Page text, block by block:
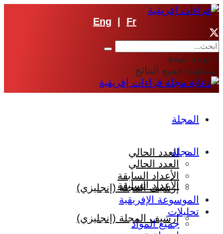
Eng Fr
لا توجد نتيجة
مشاهدة جميع النتائج
المجلة
العدد الحالي
الأعداد السابقة
إرشيف المجلة (إنجليزي)
المجلة
العدد الحالي
الأعداد السابقة
إرشيف المجلة (إنجليزي)
الموسوعة الإفريقية
تحليلات
جميع المواد